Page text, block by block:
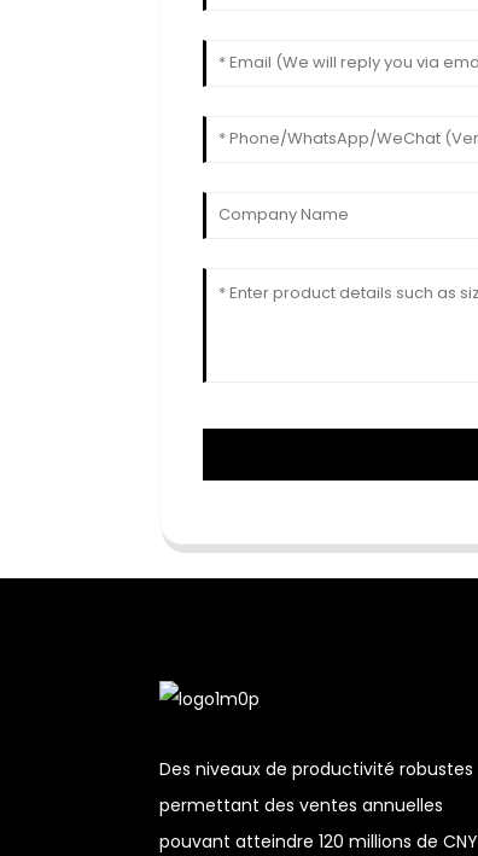
Des niveaux de productivité robustes
permettant des ventes annuelles
pouvant atteindre 120 millions de CNY